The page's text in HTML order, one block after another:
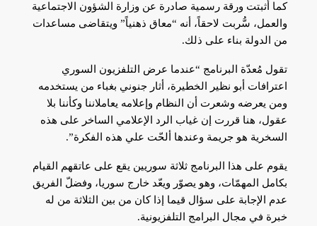
كما أثبتت ورقة رسمية صادرة عن وزارة الشؤون الاجتماعية
والعمل، سُّربت لاحقاً، أنه “معاق ذهنياً” ويتقاضى مساعدات
من الدولة بناء على ذلك.
تقول مُعدّة البرنامج “عندما عرض التلفزيون السوري
اعترافات أبو نظير الخطيرة، أثار جنوني بغباء من يستخدمه
ومن يعرضه وشعرت أن النظام وإعلامه يعاملاننا وكأننا بلا
عقول، هنا قررت إن غياب الرد الإعلامي الساخر على هذه
السخرية هو جريمة وعندها ألحّت علي هذه الفكرة”.
يقوم على هذا البرنامج ثلاثة سوريين يقع على عاتقهم القيام
بكامل المهمّات، وهو يصوّر ويعّد خارج سوريا، وفضلّ الفريق
عدم الإجابة على سؤال قيما إذا كان من بين الثلاثة من له
خبرة في مجال البرامج التلفزيونية.